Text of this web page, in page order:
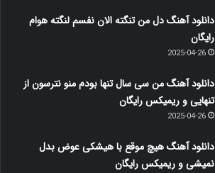
دانلود آهنگ دل من تنگته الان نفسم لنگته هوام
رایگان
2025-04-26
دانلود آهنگ من سی سال تنها بودم منو نترسون از
تنهایی و ریمیکس رایگان
2025-04-26
دانلود آهنگ هیچ موقع با هیشکی عوض بدل
نمیشی و ریمیکس رایگان